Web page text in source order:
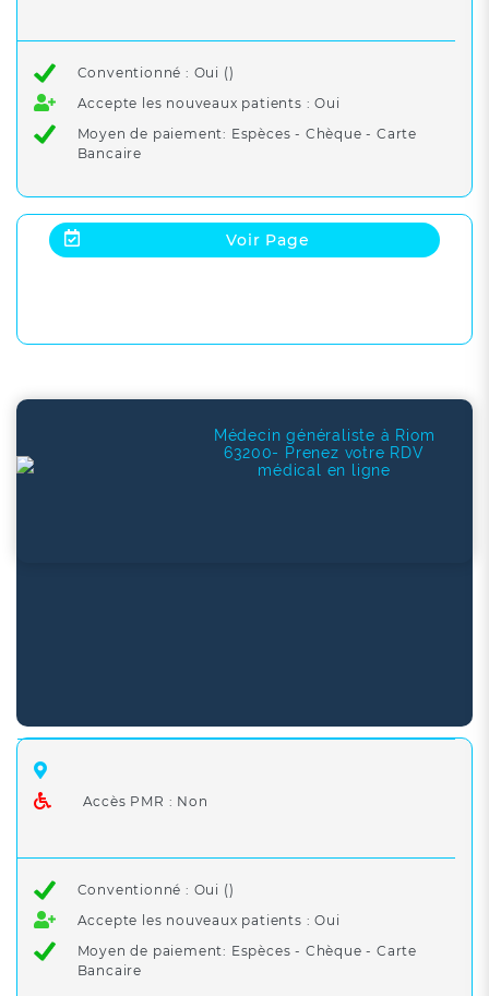
Conventionné : Oui ()
Accepte les nouveaux patients : Oui
Moyen de paiement: Espèces - Chèque - Carte
Bancaire
Voir Page
Médecin généraliste à Riom
63200- Prenez votre RDV
médical en ligne
Accès PMR : Non
Conventionné : Oui ()
Accepte les nouveaux patients : Oui
Moyen de paiement: Espèces - Chèque - Carte
Bancaire